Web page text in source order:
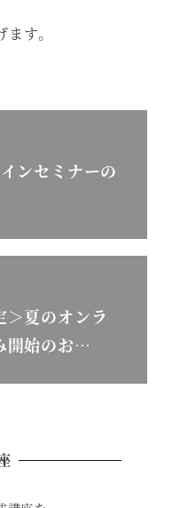
す。
ンセミナーの
＞夏のオンラ
開始のお…